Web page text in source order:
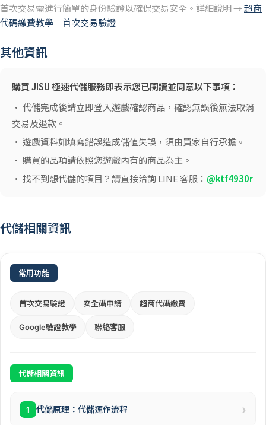
首次交易需進行簡單的身份驗證以確保交易安全。詳細說明 →超商
代碼繳費教學 ｜ 首次交易驗證
其他資訊
購買 JISU 極速代儲服務即表示您已閱讀並同意以下事項：
• 代儲完成後請立即登入遊戲確認商品，確認無誤後無法取消
交易及退款。
• 遊戲資料如填寫錯誤造成儲值失誤，須由買家自行承擔。
• 購買的品項請依照您遊戲內有的商品為主。
• 找不到想代儲的項目？請直接洽詢 LINE 客服： @ktf4930r
代儲相關資訊
常用功能
首次交易驗證 安全碼申請 超商代碼繳費
Google驗證教學 聯絡客服
代儲相關資訊
1 代儲原理：代儲運作流程 ›